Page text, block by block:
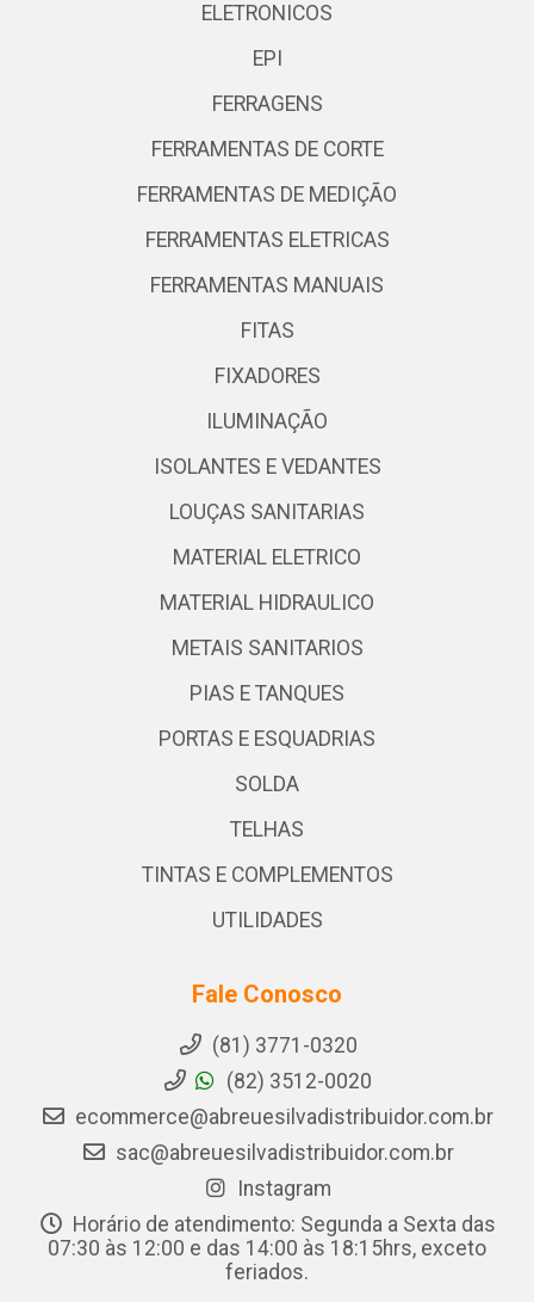
ELETRONICOS
EPI
FERRAGENS
FERRAMENTAS DE CORTE
FERRAMENTAS DE MEDIÇÃO
FERRAMENTAS ELETRICAS
FERRAMENTAS MANUAIS
FITAS
FIXADORES
ILUMINAÇÃO
ISOLANTES E VEDANTES
LOUÇAS SANITARIAS
MATERIAL ELETRICO
MATERIAL HIDRAULICO
METAIS SANITARIOS
PIAS E TANQUES
PORTAS E ESQUADRIAS
SOLDA
TELHAS
TINTAS E COMPLEMENTOS
UTILIDADES
Fale Conosco
(81) 3771-0320
(82) 3512-0020
ecommerce@abreuesilvadistribuidor.com.br
sac@abreuesilvadistribuidor.com.br
Instagram
Horário de atendimento: Segunda a Sexta das
07:30 às 12:00 e das 14:00 às 18:15hrs, exceto
feriados.